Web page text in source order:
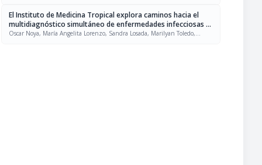
El Instituto de Medicina Tropical explora caminos hacia el
multidiagnóstico simultáneo de enfermedades infecciosas y
parasitarias
Oscar Noya, María Angelita Lorenzo, Sandra Losada, Marilyan Toledo,